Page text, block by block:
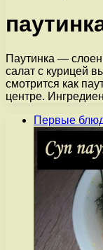
Паутинка —
салат с курицей
смотрится как
центре.
Первые